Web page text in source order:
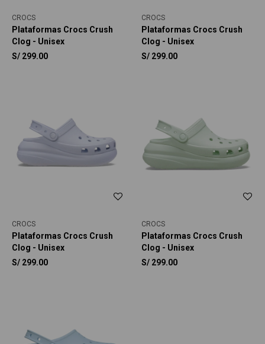
CROCS
Plataformas Crocs Crush
Clog - Unisex
S/ 299.00
CROCS
Plataformas Crocs Crush
Clog - Unisex
S/ 299.00
CROCS
Plataformas Crocs Crush
Clog - Unisex
S/ 299.00
CROCS
Plataformas Crocs Crush
Clog - Unisex
S/ 299.00